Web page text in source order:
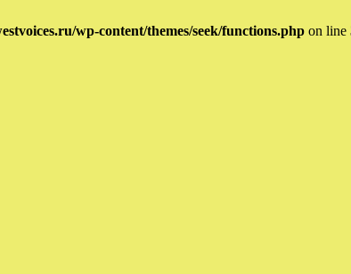
wp-content/themes/seek/functions.php on line